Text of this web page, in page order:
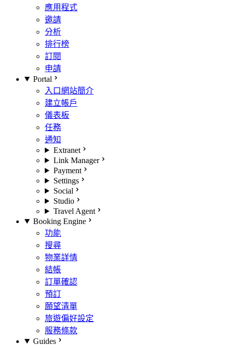
應用程式
邀請
分析
排行榜
訂閱
申請
Portal
入口網站簡介
建立帳戶
儀表板
任務
通知
Extranet
Link Manager
Payment
Settings
Social
Studio
Travel Agent
Booking Engine
功能
搜尋
物業詳情
結帳
訂單確認
預訂
願望清單
旅遊偏好設定
服務條款
Guides